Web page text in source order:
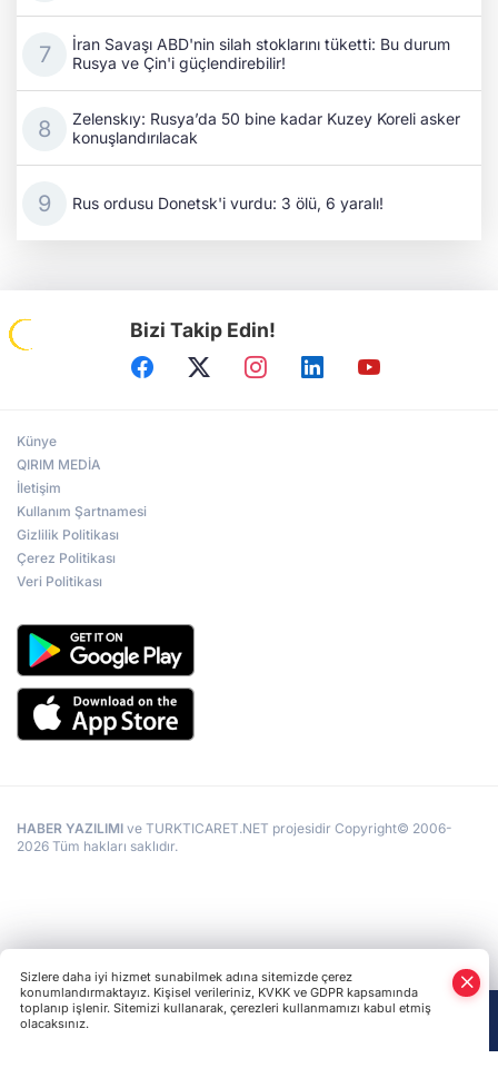
İran Savaşı ABD'nin silah stoklarını tüketti: Bu durum
Rusya ve Çin'i güçlendirebilir!
Zelenskıy: Rusya’da 50 bine kadar Kuzey Koreli asker
konuşlandırılacak
Rus ordusu Donetsk'i vurdu: 3 ölü, 6 yaralı!
Bizi Takip Edin!
Künye
QIRIM MEDİA
İletişim
Kullanım Şartnamesi
Gizlilik Politikası
Çerez Politikası
Veri Politikası
HABER YAZILIMI ve TURKTICARET.NET projesidir Copyright© 2006-
2026 Tüm hakları saklıdır.
Sizlere daha iyi hizmet sunabilmek adına sitemizde çerez
konumlandırmaktayız. Kişisel verileriniz, KVKK ve GDPR kapsamında
toplanıp işlenir. Sitemizi kullanarak, çerezleri kullanmamızı kabul etmiş
olacaksınız.